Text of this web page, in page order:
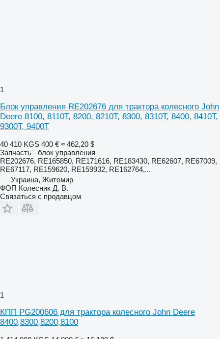
1
Блок управления RE202676 для трактора колесного John
Deere 8100, 8110T, 8200, 8210T, 8300, 8310T, 8400, 8410T,
9300T, 9400T
40 410 KGS 400 € ≈ 462,20 $
Запчасть - блок управления
RE202676, RE165850, RE171616, RE183430, RE62607, RE67009,
RE67117, RE159620, RE159932, RE162764,...
Украина, Житомир
ФОП Колесник Д. В.
Связаться с продавцом
1
КПП PG200606 для трактора колесного John Deere
8400,8300,8200,8100